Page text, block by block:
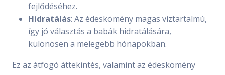
fejlődéséhez.
Hidratálás: Az édeskömény magas víztartalmú,
így jó választás a babák hidratálására,
különösen a melegebb hónapokban.
Ez az átfogó áttekintés, valamint az édeskömény